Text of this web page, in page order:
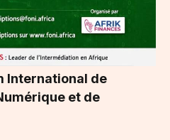
International de
et de